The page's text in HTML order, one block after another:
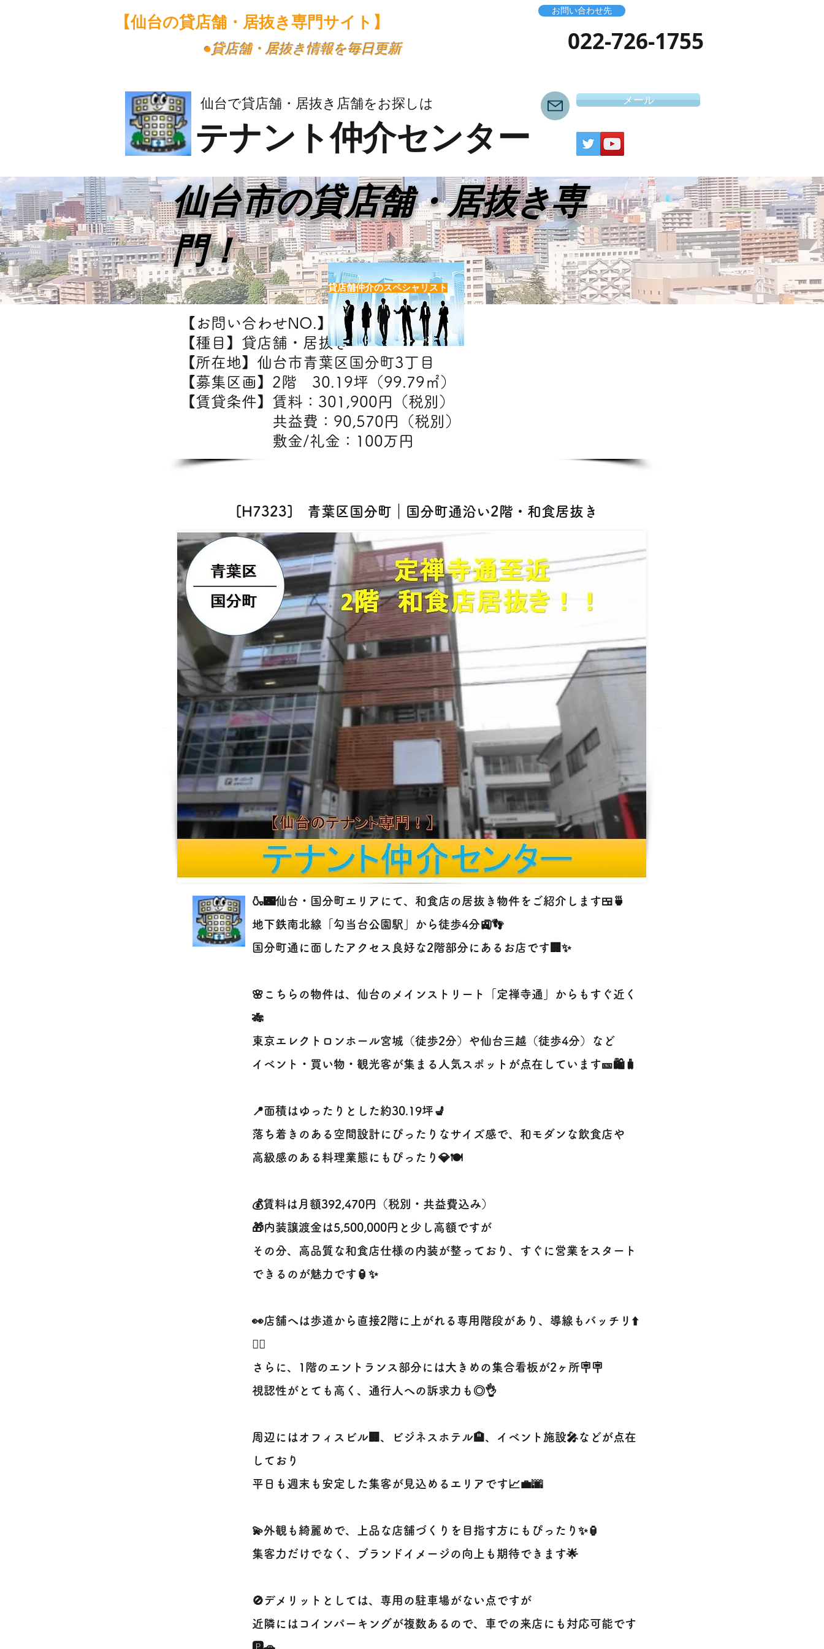
【仙台の貸店舗・居抜き専門サイト】
​●貸店舗・居抜き情報を毎日更新
仙台で貸店舗・居抜き店舗をお探しは
テナント仲介センター
お問い合わせ先
​022-726-1755
メール
【お問い合わせNO.】H7323
【種目】貸店舗・居抜き
【所在地】仙台市青葉区国分町3丁目
【募集区画】2階 30.19坪（99.79㎡）
【賃貸条件】賃料：301,900円（税別）
共益費：90,570円（税別）​
敷金/礼金：100万円
[H7323] 青葉区国分町｜国分町通沿い2階・和食居抜き
🍶🌃仙台・国分町エリアにて、和食店の居抜き物件をご紹介します🍱🍵
地下鉄南北線「勾当台公園駅」から徒歩4分🚉👣
国分町通に面したアクセス良好な2階部分にあるお店です🏢✨
🌸こちらの物件は、仙台のメインストリート「定禅寺通」からもすぐ近く
🎋
東京エレクトロンホール宮城（徒歩2分）や仙台三越（徒歩4分）など
イベント・買い物・観光客が集まる人気スポットが点在しています🎫🛍️🧳
📍面積はゆったりとした約30.19坪💺
落ち着きのある空間設計にぴったりなサイズ感で、和モダンな飲食店や
高級感のある料理業態にもぴったり💎🍽️
💰賃料は月額392,470円（税別・共益費込み）
🎁内装譲渡金は5,500,000円と少し高額ですが
その分、高品質な和食店仕様の内装が整っており、すぐに営業をスタート
できるのが魅力です🏮✨
👀店舗へは歩道から直接2階に上がれる専用階段があり、導線もバッチリ⬆️
🚶‍♂️
さらに、1階のエントランス部分には大きめの集合看板が2ヶ所🪧🪧
視認性がとても高く、通行人への訴求力も◎👌
周辺にはオフィスビル🏢、ビジネスホテル🏨、イベント施設🎤などが点在
しており
平日も週末も安定した集客が見込めるエリアです📈💼🌆
💫外観も綺麗めで、上品な店舗づくりを目指す方にもぴったり✨🏮
集客力だけでなく、ブランドイメージの向上も期待できます🌟
🚫デメリットとしては、専用の駐車場がない点ですが
近隣にはコインパーキングが複数あるので、車での来店にも対応可能です
​仙台市の貸店舗・居抜き専
門！
貸店舗仲介のスペシャリスト